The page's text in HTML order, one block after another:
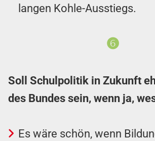
langen Kohle-Ausstiegs.
❻
Soll Schulpolitik in Zukunft
des Bundes sein, wenn ja,
Es wäre schön, wenn